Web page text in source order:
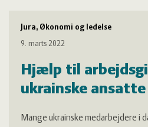
Jura, Økonomi og ledelse
9. marts 2022
Hjælp til
ukrainske ansatte
Mange ukrainske medarbejdere i